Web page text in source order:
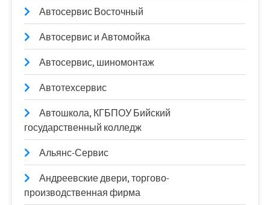
Автосервис Восточный
Автосервис и Автомойка
Автосервис, шиномонтаж
Автотехсервис
Автошкола, КГБПОУ Бийский
государственный колледж
Альянс-Сервис
Андреевские двери, торгово-
производственная фирма